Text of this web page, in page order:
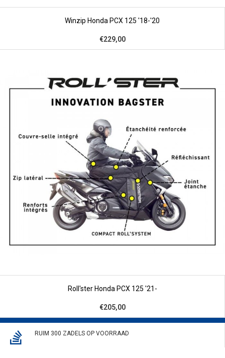
Winzip Honda PCX 125 '18-'20
€229,00
Roll'ster Honda PCX 125 '21-
€205,00
RUIM 300 ZADELS OP VOORRAAD